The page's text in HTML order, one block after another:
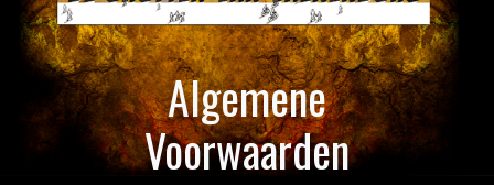
Algemene
Voorwaarden